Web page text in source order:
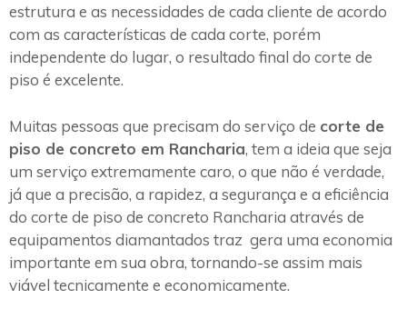
estrutura e as necessidades de cada cliente de acordo
com as características de cada corte, porém
independente do lugar, o resultado final do corte de
piso é excelente.
Muitas pessoas que precisam do serviço de corte de
piso de concreto em Rancharia, tem a ideia que seja
um serviço extremamente caro, o que não é verdade,
já que a precisão, a rapidez, a segurança e a eficiência
do corte de piso de concreto Rancharia através de
equipamentos diamantados traz gera uma economia
importante em sua obra, tornando-se assim mais
viável tecnicamente e economicamente.